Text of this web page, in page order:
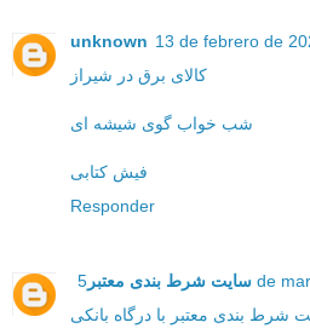
unknown 13 de febrero de
کالای برق در شیراز
شب خواب گوی شیشه ای
فیش کتابی
Responder
سایت شرط بندی معتبر 5 de
شرط بندی معتبر با درگاه بانکی